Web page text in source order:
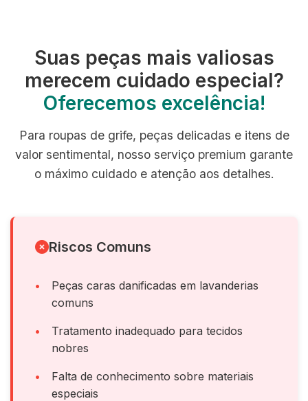
Suas peças mais valiosas
merecem cuidado especial?
Oferecemos excelência!
Para roupas de grife, peças delicadas e itens de
valor sentimental, nosso serviço premium garante
o máximo cuidado e atenção aos detalhes.
Riscos Comuns
Peças caras danificadas em lavanderias
comuns
Tratamento inadequado para tecidos
nobres
Falta de conhecimento sobre materiais
especiais